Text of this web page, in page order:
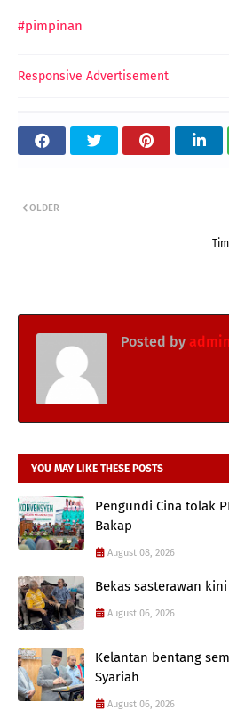
#pimpinan
Responsive Advertisement
OLDER
Posted by admin
YOU MAY LIKE THESE POSTS
Pengundi Cina tolak
Bakap
August 08, 2026
Bekas sasterawan
August 06, 2026
Kelantan bentang
Syariah
August 06, 2026